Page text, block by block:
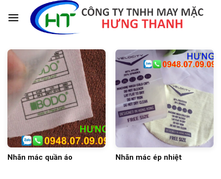
Nhãn mác quần áo Nhãn mác ép nhiệt